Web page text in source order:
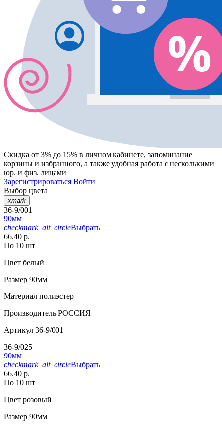
Скидка от 3% до 15% в личном кабинете, запоминание
корзины и избранного, а также удобная работа с несколькими
юр. и физ. лицами
Зарегистрироваться Войти
Выбор цвета
xmark
36-9/001
90мм
checkmark_alt_circleВыбрать
66.40 р.
По 10 шт
Цвет белый
Размер 90мм
Материал полиэстер
Производитель РОССИЯ
Артикул 36-9/001
36-9/025
90мм
checkmark_alt_circleВыбрать
66.40 р.
По 10 шт
Цвет розовый
Размер 90мм